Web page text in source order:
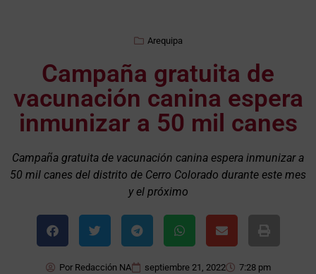
Arequipa
Campaña gratuita de
vacunación canina espera
inmunizar a 50 mil canes
Campaña gratuita de vacunación canina espera inmunizar a
50 mil canes del distrito de Cerro Colorado durante este mes
y el próximo
PorRedacción NA septiembre 21, 2022 7:28 pm